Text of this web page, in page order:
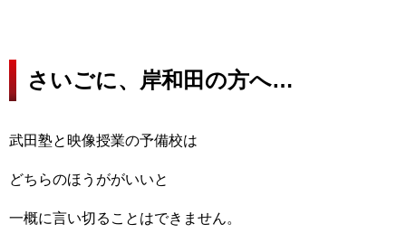
さいごに、岸和田の方へ…
武田塾と映像授業の予備校は
どちらのほうががいいと
一概に言い切ることはできません。